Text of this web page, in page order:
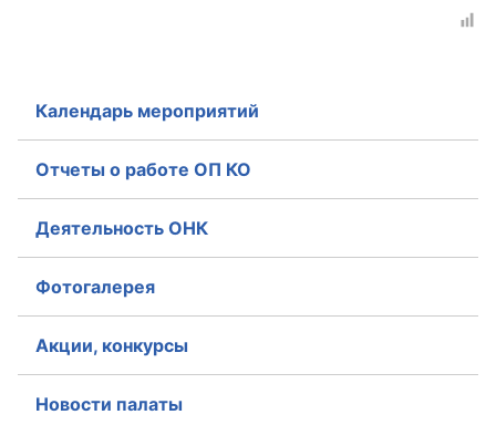
Календарь мероприятий
Отчеты о работе ОП КО
Деятельность ОНК
Фотогалерея
Акции, конкурсы
Новости палаты